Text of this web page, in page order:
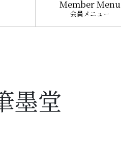
Member Menu
会員メニュー
墨堂